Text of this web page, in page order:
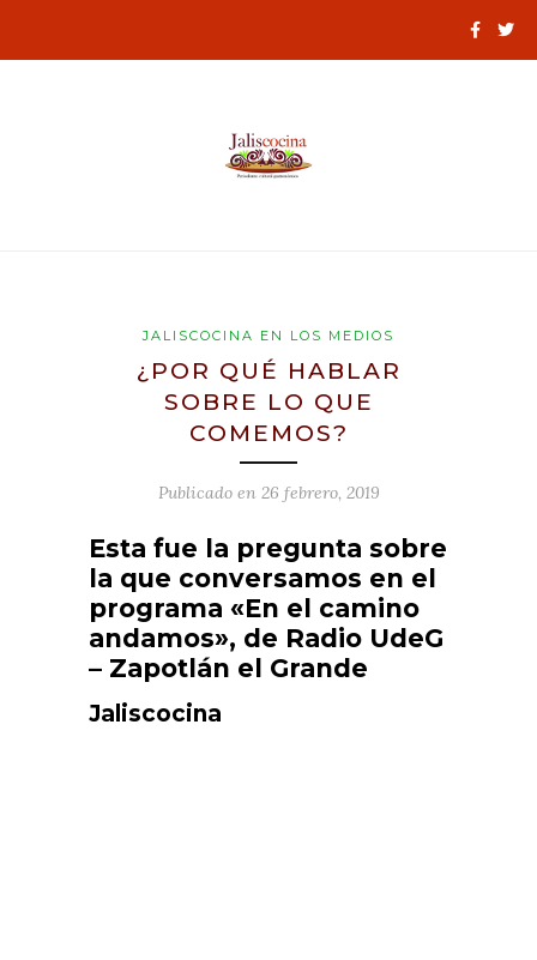
JALISCOCINA EN LOS MEDIOS
¿POR QUÉ HABLAR
SOBRE LO QUE
COMEMOS?
Publicado en 26 febrero, 2019
Esta fue la pregunta sobre
la que conversamos en el
programa «En el camino
andamos», de Radio UdeG
– Zapotlán el Grande
Jaliscocina